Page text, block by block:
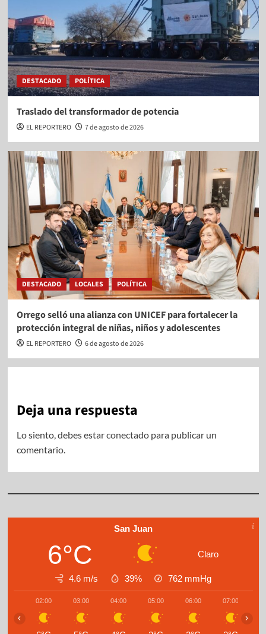
DESTACADO POLÍTICA
Traslado del transformador de potencia
EL REPORTERO 7 de agosto de 2026
DESTACADO LOCALES POLÍTICA
Orrego selló una alianza con UNICEF para fortalecer la
protección integral de niñas, niños y adolescentes
EL REPORTERO 6 de agosto de 2026
Deja una respuesta
Lo siento, debes estarconectadopara publicar un
comentario.
San Juan
6°C Claro
4.6 m/s 39% 762 mmHg
02:00 03:00 04:00 05:00 06:00 07:00
‹ ›